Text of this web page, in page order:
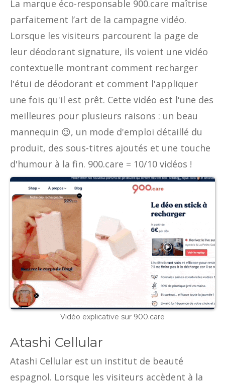
La marque éco-responsable 900.care maîtrise
parfaitement l’art de la campagne vidéo.
Lorsque les visiteurs parcourent la page de
leur déodorant signature, ils voient une vidéo
contextuelle montrant comment recharger
l'étui de déodorant et comment l'appliquer
une fois qu'il est prêt. Cette vidéo est l'une des
meilleures pour plusieurs raisons : un beau
mannequin 😉, un mode d'emploi détaillé du
produit, des sous-titres ajoutés et une touche
d'humour à la fin. 900.care = 10/10 vidéos !
Vidéo explicative sur 900.care
Atashi Cellular
Atashi Cellular est un institut de beauté
espagnol. Lorsque les visiteurs accèdent à la